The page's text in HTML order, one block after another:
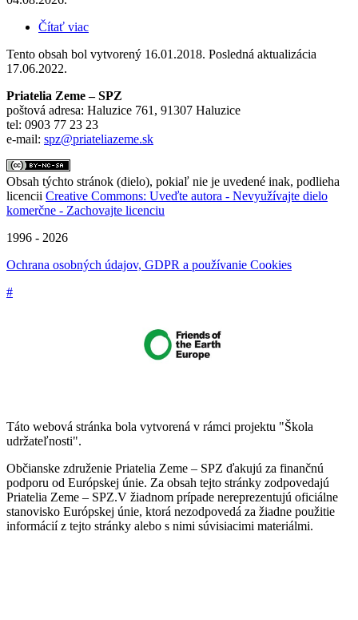
Čítať viac
Tento obsah bol vytvorený 16.01.2018. Posledná aktualizácia
17.06.2022.
Priatelia Zeme – SPZ
poštová adresa: Haluzice 761, 91307 Haluzice
tel: 0903 77 23 23
e-mail: spz@priateliazeme.sk
Obsah týchto stránok (dielo), pokiaľ nie je uvedené inak, podlieha
licencii Creative Commons: Uveďte autora - Nevyužívajte dielo
komerčne - Zachovajte licenciu
1996 - 2026
Ochrana osobných údajov, GDPR a používanie Cookies
#
Táto webová stránka bola vytvorená v rámci projektu "Škola
udržateľnosti".
Občianske združenie Priatelia Zeme – SPZ ďakujú za finančnú
podporu od Európskej únie. Za obsah tejto stránky zodpovedajú
Priatelia Zeme – SPZ.V žiadnom prípade nereprezentujú oficiálne
stanovisko Európskej únie, ktorá nezodpovedá za žiadne použitie
informácií z tejto stránky alebo s nimi súvisiacimi materiálmi.